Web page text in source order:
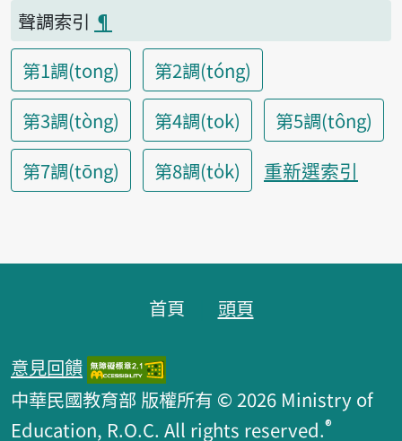
聲調索引 ¶
第1調(tong)
第2調(tóng)
第3調(tòng)
第4調(tok)
第5調(tông)
第7調(tōng)
第8調(to̍k) 重新選索引
首頁 頭頁
意見回饋
中華民國教育部 版權所有 © 2026 Ministry of
Education, R.O.C. All rights reserved.®